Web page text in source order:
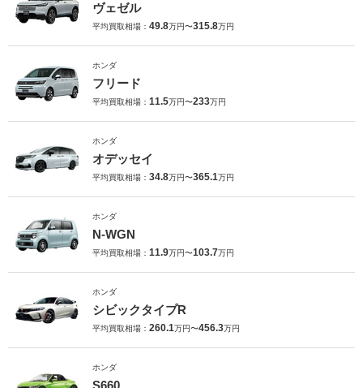
ヴェゼル
平均買取相場： 49.8万円〜315.8万円
ホンダ
フリード
平均買取相場： 11.5万円〜233万円
ホンダ
オデッセイ
平均買取相場： 34.8万円〜365.1万円
ホンダ
N-WGN
平均買取相場： 11.9万円〜103.7万円
ホンダ
シビックタイプR
平均買取相場： 260.1万円〜456.3万円
ホンダ